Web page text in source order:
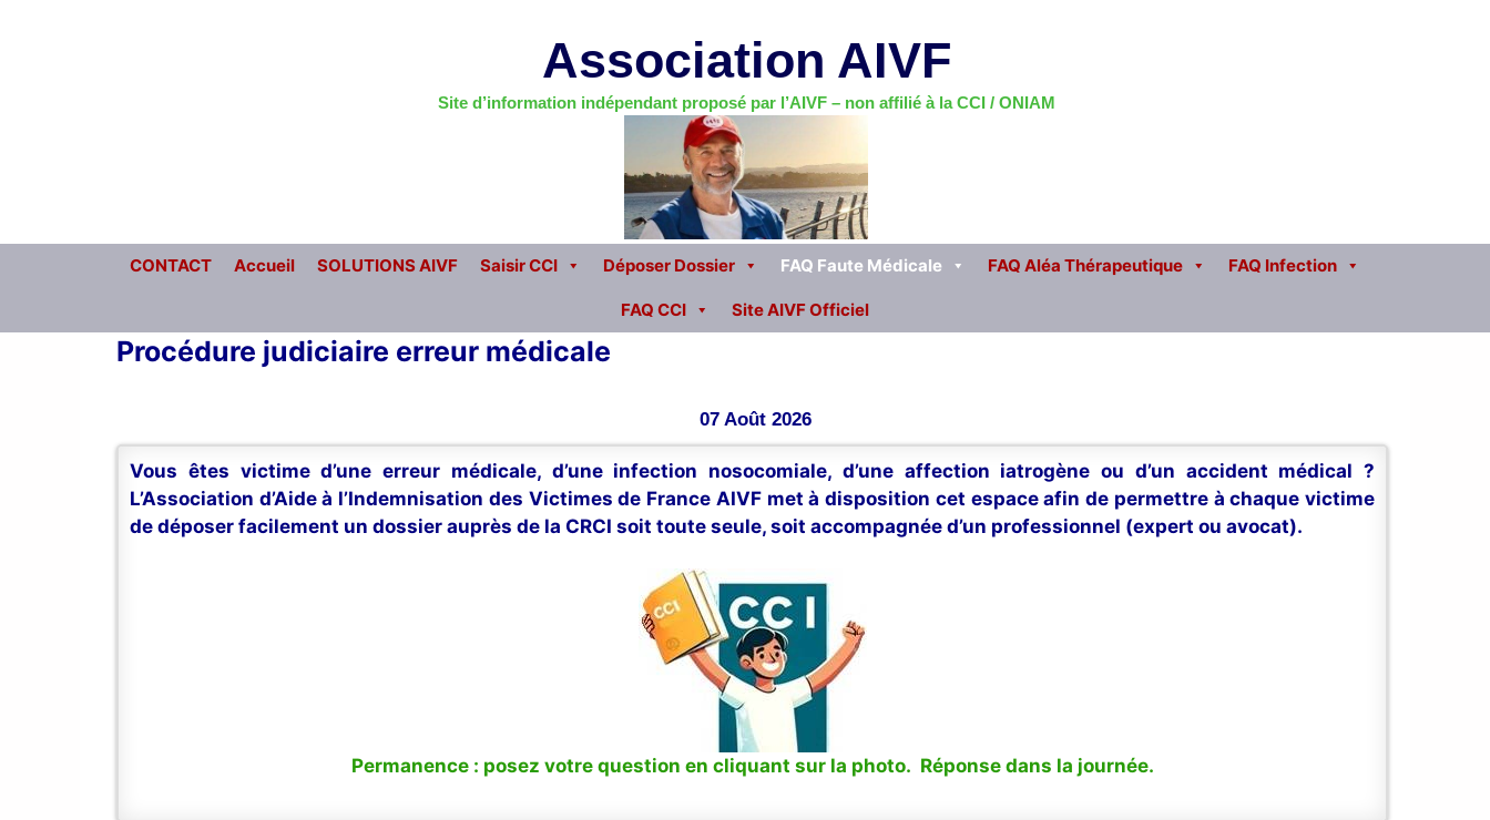
Association AIVF
Site d’information indépendant proposé par l’AIVF – non affilié à la CCI / ONIAM
CONTACT Accueil SOLUTIONS AIVF Saisir CCI Déposer Dossier FAQ Faute Médicale FAQ Aléa Thérapeutique FAQ Infection
FAQ CCI Site AIVF Officiel
Procédure judiciaire erreur médicale
07 Août 2026
Vous êtes victime d’une erreur médicale, d’une infection nosocomiale, d’une affection iatrogène ou d’un accident médical ?
L’Association d’Aide à l’Indemnisation des Victimes de France AIVF met à disposition cet espace afin de permettre à chaque victime
de déposer facilement un dossier auprès de la CRCI soit toute seule, soit accompagnée d’un professionnel (expert ou avocat).
Permanence : posez votre question en cliquant sur la photo. Réponse dans la journée.